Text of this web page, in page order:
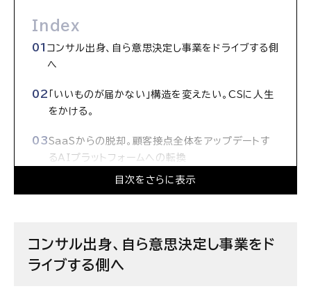
Index
目次をさらに表示
コンサル出身、自ら意思決定し事業をドライブする側
へ
「いいものが届かない」構造を変えたい。CSに人生
をかける。
SaaSからの脱却。顧客接点全体をアップデートす
るAIプラットフォームへの転換
「3秒で解決する世界」の先に、企業と生活者のコ
株式会社RightTouchの求人情報
コンサル出身、自ら意思決定し事業をド
ライブする側へ